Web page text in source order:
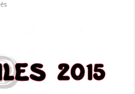
vaincu
dans
Bastia
III
introduit